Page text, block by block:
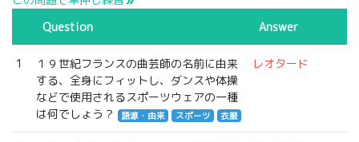
Question Answer
1
１９世紀フランスの曲芸師の名前に由来
する、全身にフィットし、ダンスや体操
などで使用されるスポーツウェアの一種
は何でしょう？
語源・由来 スポーツ 衣服
レオタード